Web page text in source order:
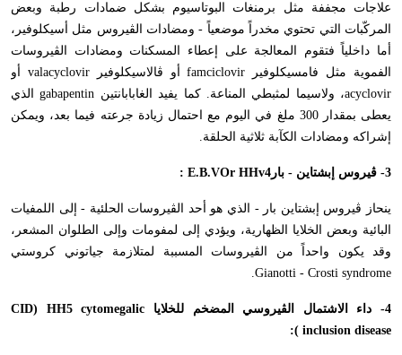
علاجات مجففة مثل برمنغات البوتاسيوم بشكل ضمادات رطبة وبعض
المركّبات التي تحتوي مخدراً موضعياً - ومضادات الڤيروس مثل أسيكلوفير،
أما داخلياً فتقوم المعالجة على إعطاء المسكنات ومضادات الڤيروسات
الفموية مثل فامسيكلوفير famciclovirأو ڤالاسيكلوفيرvalacyclovir أو
acyclovir، ولاسيما لمثبطي المناعة. كما يفيد الغابابانتين gabapentinالذي
يعطى بمقدار 300 ملغ في اليوم مع احتمال زيادة جرعته فيما بعد، ويمكن
إشراكه ومضادات الكآبة ثلاثية الحلقة.
3- ڤيروس إبشتاين - بار E.B.VOr HHv4
:
ينحاز ڤيروس إبشتاين بار - الذي هو أحد الڤيروسات الحلئية - إلى اللمفيات
البائية وبعض الخلايا الظهارية، ويؤدي إلى لمفومات وإلى الطلوان المشعر،
وقد يكون واحداً من الڤيروسات المسببة لمتلازمة جياتوني كروستي
Gianotti - Crosti syndrome
.
4- داء الاشتمال الڤيروسي المضخم للخلايا
CID) HH5 cytomegalic
inclusion disease
):